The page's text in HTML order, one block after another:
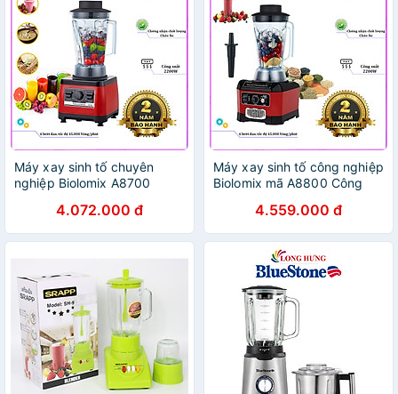
Máy xay sinh tố chuyên
nghiệp Biolomix A8700
Tích 2Lít, Bảo hành động cơ
lên tới 7 năm,- Hàng nhập
khẩu
4.072.000 đ
Máy xay sinh tố công nghiệp
Biolomix mã A8800 Công
2Lít - Hàng nhập khẩu chính
hãng
4.559.000 đ